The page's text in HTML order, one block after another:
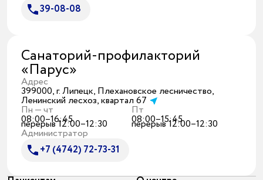
39-08-08
Санаторий-профилакторий
«Парус»
Адрес
399000, г. Липецк, Плехановское лесничество,
Ленинский лесхоз, квартал 67
Пн — чт
08:00–16:45
перерыв 12:00–12:30
Пт
08:00–15:45
перерыв 12:00–12:30
Администратор
+7 (4742) 72-73-31